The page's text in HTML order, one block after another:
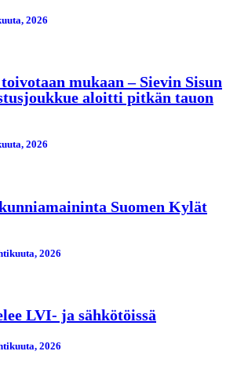
2026
mukaan – Sievin Sisun
aloitti pitkän tauon
2026
Suomen Kylät
2026
LVI- ja sähkötöissä
2026